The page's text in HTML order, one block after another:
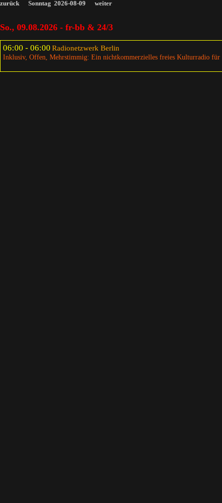
zurück Sonntag 2026-08-09 weiter
So., 09.08.2026 - fr-bb & 24/3
06:00 - 06:00 Radionetzwerk Berlin
Inklusiv, Offen, Mehrstimmig: Ein nichtkommerzielles freies Kulturradio für